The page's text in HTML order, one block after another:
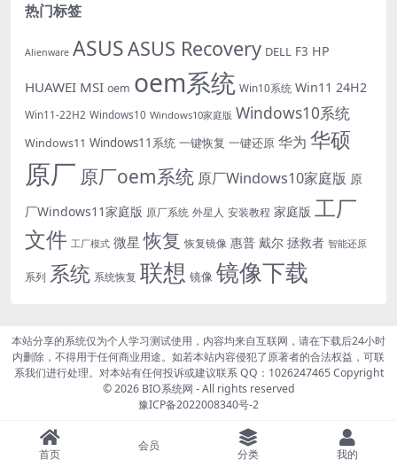
热门标签
Alienware ASUSASUS Recovery DELL F3 HP
HUAWEI MSI oem oem系统 Win10系统 Win11 24H2
Win11-22H2 Windows10 Windows10家庭版 Windows10系统
Windows11 Windows11系统 一键恢复 一键还原 华为 华硕
原厂 原厂oem系统 原厂Windows10家庭版 原
厂Windows11家庭版 原厂系统 外星人 安装教程 家庭版 工厂
文件 工厂模式 微星 恢复 恢复镜像 惠普 戴尔 拯救者 智能还原
系列 系统 系统恢复 联想 镜像 镜像下载
本站分享的系统仅为个人学习测试使用，内容均来自互联网，请在下载后24小时
内删除，不得用于任何商业用途。如若本站内容侵犯了原著者的合法权益，可联
系我们进行处理。对本站有任何投诉或建议联系 QQ：1026247465 Copyright
© 2026 BIO系统网 - All rights reserved
豫ICP备2022008340号-2
首页
会员
分类 我的